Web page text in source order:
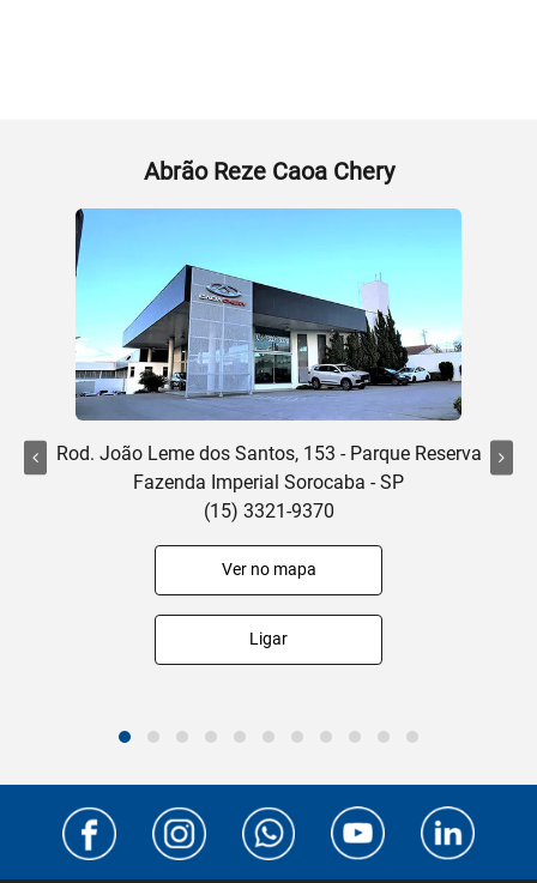
Abrão Reze Caoa Chery
Rod. João Leme dos Santos, 153 - Parque Reserva
Fazenda Imperial Sorocaba - SP
(15) 3321-9370
Ver no mapa
Ligar